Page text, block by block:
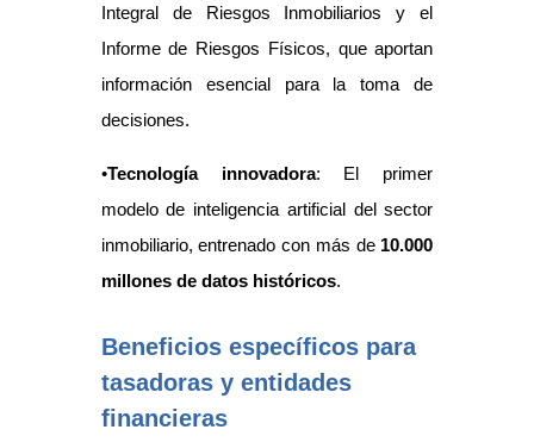
Integral de Riesgos Inmobiliarios y el
Informe de Riesgos Físicos, que aportan
información esencial para la toma de
decisiones.
•Tecnología innovadora: El primer
modelo de inteligencia artificial del sector
inmobiliario, entrenado con más de 10.000
millones de datos históricos.
Beneficios específicos para
tasadoras y entidades
financieras